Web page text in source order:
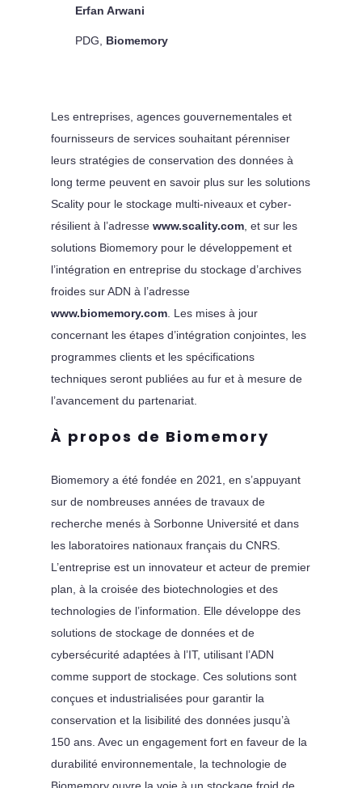
Erfan Arwani
PDG Biomemory
Les entreprises, agences gouvernementales et
fournisseurs de services souhaitant pérenniser
leurs stratégies de conservation des données à
long terme peuvent en savoir plus sur les solutions
Scality pour le stockage multi-niveaux et cyber-
résilient à l’adresse www.scality.com, et sur les
solutions Biomemory pour le développement et
l’intégration en entreprise du stockage d’archives
froides sur ADN à l’adresse
www.biomemory.com. Les mises à jour
concernant les étapes d’intégration conjointes, les
programmes clients et les spécifications
techniques seront publiées au fur et à mesure de
l’avancement du partenariat.
À propos de Biomemory
Biomemory a été fondée en 2021, en s’appuyant
sur de nombreuses années de travaux de
recherche menés à Sorbonne Université et dans
les laboratoires nationaux français du CNRS.
L’entreprise est un innovateur et acteur de premier
plan, à la croisée des biotechnologies et des
technologies de l’information. Elle développe des
solutions de stockage de données et de
cybersécurité adaptées à l’IT, utilisant l’ADN
comme support de stockage. Ces solutions sont
conçues et industrialisées pour garantir la
conservation et la lisibilité des données jusqu’à
150 ans. Avec un engagement fort en faveur de la
durabilité environnementale, la technologie de